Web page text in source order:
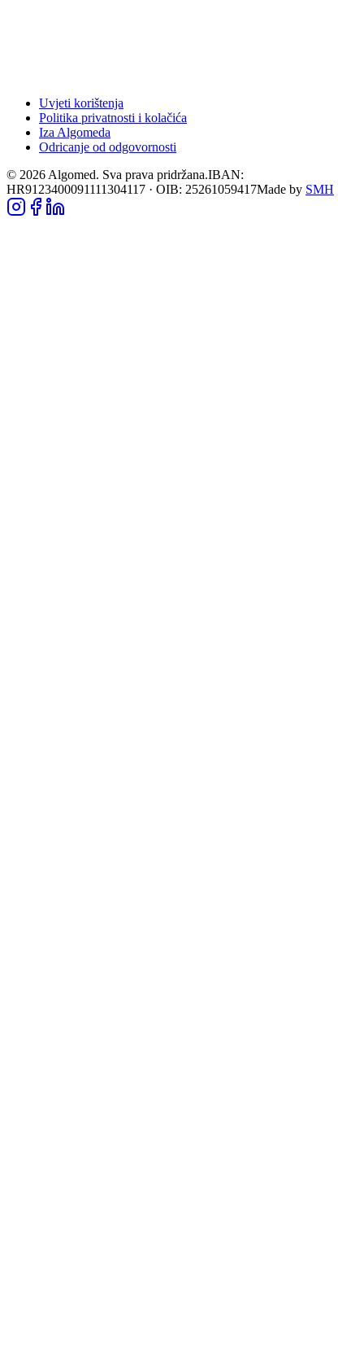
Uvjeti korištenja
Politika privatnosti i kolačića
Iza Algomeda
Odricanje od odgovornosti
© 2026 Algomed. Sva prava pridržana.IBAN:
HR9123400091111304117 · OIB: 25261059417Made by SMH